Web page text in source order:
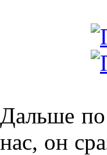
Дальше
нас, он